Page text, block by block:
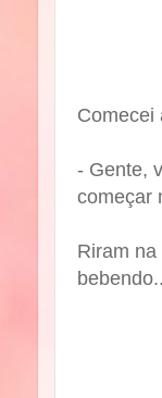
Comecei
- Gente,
começar
Riram